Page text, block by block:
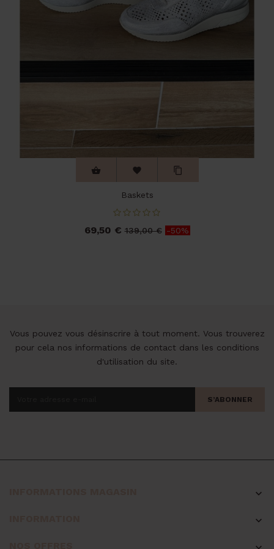
  
Baskets
Prix
69,50 € Prix
139,00 € -50%
Vous pouvez vous désinscrire à tout moment. Vous trouverez
pour cela nos informations de contact dans les conditions
d'utilisation du site.
S’ABONNER

